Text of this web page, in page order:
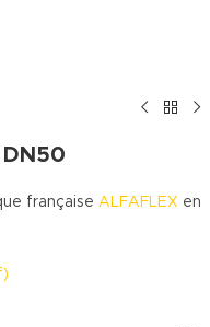
DN50
française ALFAFLEX en